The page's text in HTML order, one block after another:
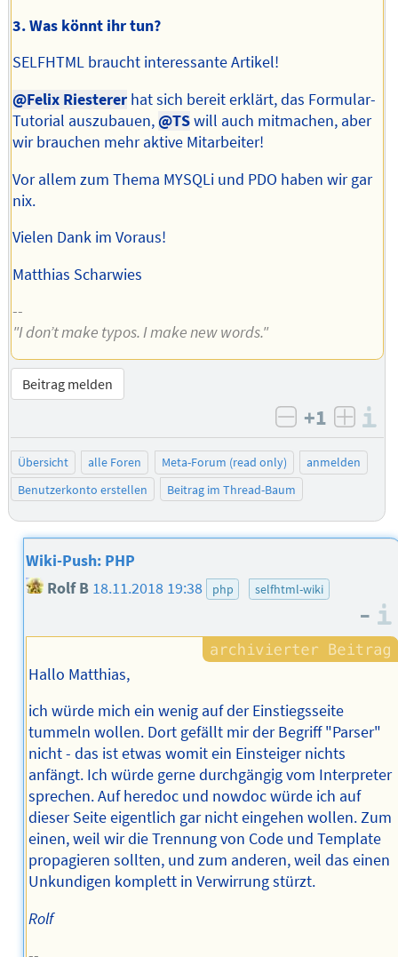
3. Was könnt ihr tun?
SELFHTML braucht interessante Artikel!
@Felix Riesterer hat sich bereit erklärt, das Formular-
Tutorial auszubauen,@TSwill auch mitmachen, aber
wir brauchen mehr aktive Mitarbeiter!
Vor allem zum Thema MYSQLi und PDO haben wir gar
nix.
Vielen Dank im Voraus!
Matthias Scharwies
--
"I don’t make typos. I make new words."
Beitrag melden
negativ
+1
Übersicht alle Foren Meta-Forum (read only)
anmelden
Benutzerkonto erstellen
Beitrag im Thread-Baum
Wiki-Push: PHP
Rolf B 18.11.2018 19:38 php selfhtml-wiki
–
Hallo Matthias,
ich würde mich ein wenig auf der Einstiegsseite
tummeln wollen. Dort gefällt mir der Begriff "Parser"
nicht - das ist etwas womit ein Einsteiger nichts
anfängt. Ich würde gerne durchgängig vom Interpreter
sprechen. Auf heredoc und nowdoc würde ich auf
dieser Seite eigentlich gar nicht eingehen wollen. Zum
einen, weil wir die Trennung von Code und Template
propagieren sollten, und zum anderen, weil das einen
Unkundigen komplett in Verwirrung stürzt.
Rolf